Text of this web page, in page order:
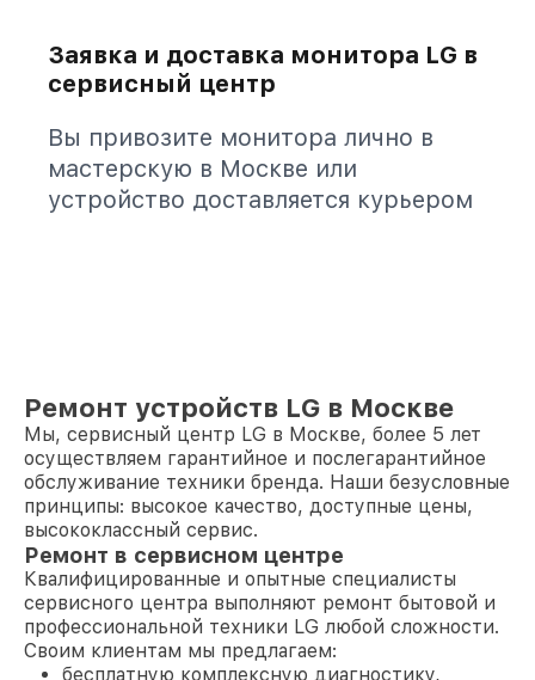
Заявка и доставка монитора LG в
сервисный центр
Вы привозите монитора лично в
мастерскую в Москве или
устройство доставляется курьером
Ремонт устройств LG в Москве
Мы, сервисный центр LG в Москве, более 5 лет
осуществляем гарантийное и послегарантийное
обслуживание техники бренда. Наши безусловные
принципы: высокое качество, доступные цены,
высококлассный сервис.
Ремонт в сервисном центре
Квалифицированные и опытные специалисты
сервисного центра выполняют ремонт бытовой и
профессиональной техники LG любой сложности.
Своим клиентам мы предлагаем:
бесплатную комплексную диагностику,